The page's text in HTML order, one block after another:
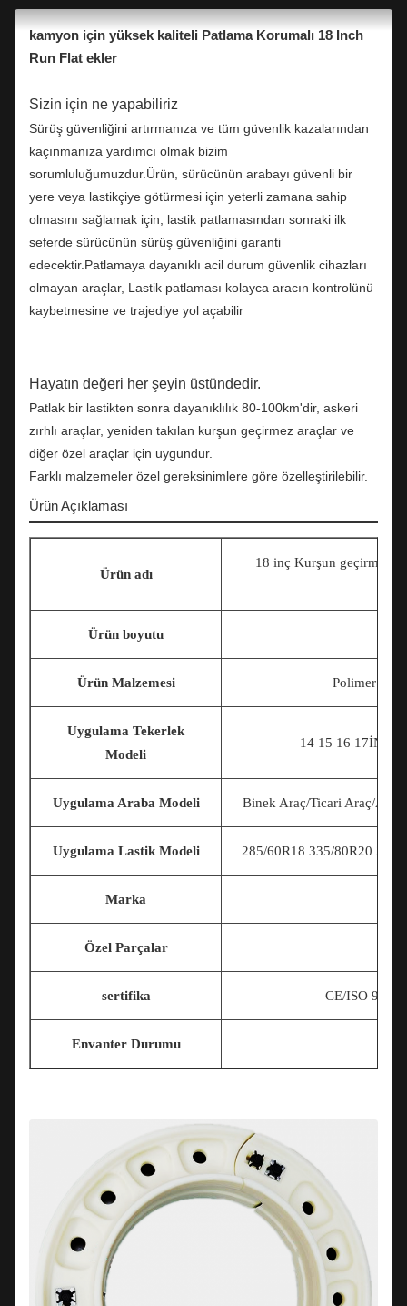
kamyon için yüksek kaliteli Patlama Korumalı 18 Inch
Run Flat ekler
Sizin için ne yapabiliriz
Sürüş güvenliğini artırmanıza ve tüm güvenlik kazalarından
kaçınmanıza yardımcı olmak bizim
sorumluluğumuzdur.Ürün, sürücünün arabayı güvenli bir
yere veya lastikçiye götürmesi için yeterli zamana sahip
olmasını sağlamak için, lastik patlamasından sonraki ilk
seferde sürücünün sürüş güvenliğini garanti
edecektir.Patlamaya dayanıklı acil durum güvenlik cihazları
olmayan araçlar, Lastik patlaması kolayca aracın kontrolünü
kaybetmesine ve trajediye yol açabilir
Hayatın değeri her şeyin üstündedir.
Patlak bir lastikten sonra dayanıklılık 80-100km'dir, askeri
zırhlı araçlar, yeniden takılan kurşun geçirmez araçlar ve
diğer özel araçlar için uygundur.
Farklı malzemeler özel gereksinimlere göre özelleştirilebilir.
Ürün Açıklaması
Ürün adı
18 inç Kurşun geçirmez
Ürün boyutu
Ürün Malzemesi Polimer
Uygulama Tekerlek
Modeli
14 15 16 17İNÇ
Uygulama Araba Modeli Binek Araç/Ticari Araç/
Uygulama Lastik Modeli 285/60R18 335/80R20
Marka
Özel Parçalar
sertifika CE/ISO
Envanter Durumu